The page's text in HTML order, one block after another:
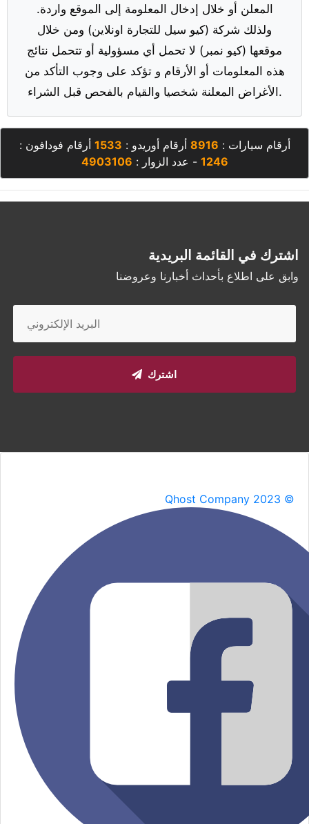
المعلن أو خلال إدخال المعلومة إلى الموقع واردة.
ولذلك شركة (كيو سيل للتجارة اونلاين) ومن خلال
موقعها (كيو نمبر) لا تحمل أي مسؤولية أو تتحمل نتائج
هذه المعلومات أو الأرقام و تؤكد على وجوب التأكد من
الأغراض المعلنة شخصيا والقيام بالفحص قبل الشراء.
أرقام سيارات : 8916 أرقام أوريدو : 1533 أرقام فودافون :
1246 - عدد الزوار : 4903106
اشترك في القائمة البريدية
وابق على اطلاع بأحداث أخبارنا وعروضنا
اشترك
Qhost Company 2023 ©